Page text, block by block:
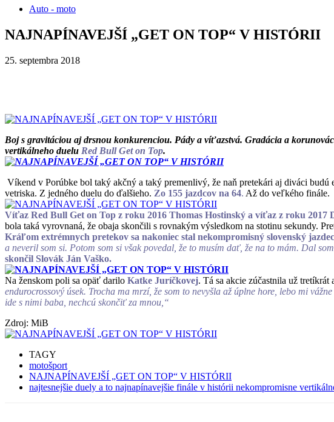
Auto - moto
NAJNAPÍNAVEJŠÍ „GET ON TOP“ V HISTÓRII
25. septembra 2018
Boj s gravitáciou aj drsnou konkurenciou. Pády a víťazstvá. Gradácia a
vertikálneho duelu Red Bull Get on Top.
Víkend v Porúbke bol taký akčný a taký premenlivý, že naň pretekári aj diváci
vetriska. Z jedného duelu do ďalšieho. Zo 155 jazdcov na 64. Až do veľkého finále.
Víťaz Red Bull Get on Top z roku 2016 Thomas Hostinský a víťaz z roku 2017
bola taká vyrovnaná, že obaja skončili s rovnakým výsledkom na stotinu sekundy.
Kráľom extrémnych pretekov sa nakoniec stal nekompromisný slovenský
a neveril som si. Potom som si však povedal, že to musím dať, že na to mám. Dal
skončil Slovák Ján Vaško.
Na ženskom poli sa opäť darilo Katke Juríčkovej. Tá sa akcie zúčastnila už tretíkrát
endurocrossový úsek. Trocha ma mrzí, že som to nevyšla až úplne hore, lebo mi
ide s nimi baba, nechcú skončiť za mnou,“
Zdroj: MiB
TAGY
motošport
NAJNAPÍNAVEJŠÍ „GET ON TOP“ V HISTÓRII
najtesnejšie duely a to najnapínavejšie finále v histórii nekompromisne